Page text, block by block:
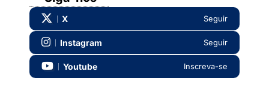
X Seguir
Instagram Seguir
Youtube Inscreva-se